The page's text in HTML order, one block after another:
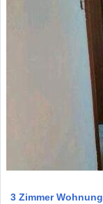
3 Zimmer Wohnung